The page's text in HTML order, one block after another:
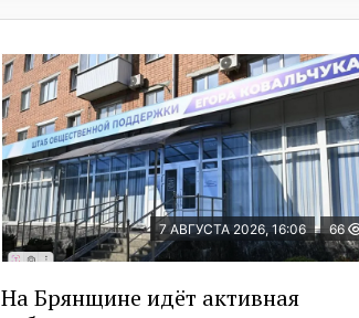
7 АВГУСТА 2026, 16:06 66
На Брянщине идёт активная